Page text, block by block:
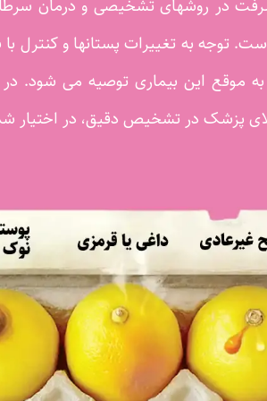
در روشهای تشخیصی و درمان
به تغییرات پستانها و کنترل با
این بیماری توصیه می شود. در
پزشک در تشخیص دقیق، در اختیار